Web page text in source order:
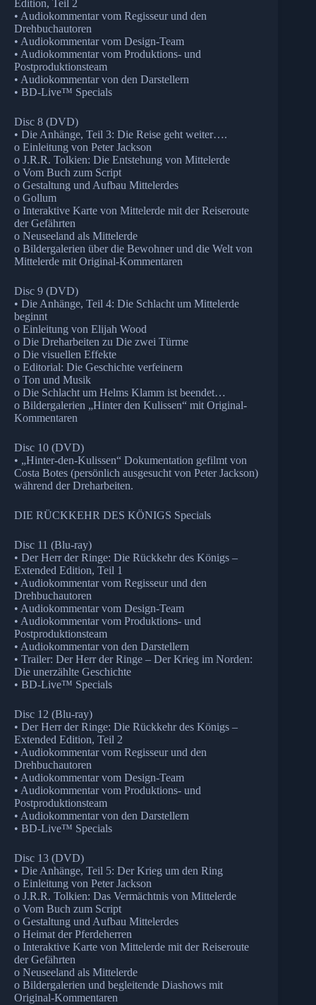
Edition, Teil 2
• Audiokommentar vom Regisseur und den
Drehbuchautoren
• Audiokommentar vom Design-Team
• Audiokommentar vom Produktions- und
Postproduktionsteam
• Audiokommentar von den Darstellern
• BD-Live™ Specials
Disc 8 (DVD)
• Die Anhänge, Teil 3: Die Reise geht weiter….
o Einleitung von Peter Jackson
o J.R.R. Tolkien: Die Entstehung von Mittelerde
o Vom Buch zum Script
o Gestaltung und Aufbau Mittelerdes
o Gollum
o Interaktive Karte von Mittelerde mit der Reiseroute
der Gefährten
o Neuseeland als Mittelerde
o Bildergalerien über die Bewohner und die Welt von
Mittelerde mit Original-Kommentaren
Disc 9 (DVD)
• Die Anhänge, Teil 4: Die Schlacht um Mittelerde
beginnt
o Einleitung von Elijah Wood
o Die Dreharbeiten zu Die zwei Türme
o Die visuellen Effekte
o Editorial: Die Geschichte verfeinern
o Ton und Musik
o Die Schlacht um Helms Klamm ist beendet…
o Bildergalerien „Hinter den Kulissen“ mit Original-
Kommentaren
Disc 10 (DVD)
• „Hinter-den-Kulissen“ Dokumentation gefilmt von
Costa Botes (persönlich ausgesucht von Peter Jackson)
während der Dreharbeiten.
DIE RÜCKKEHR DES KÖNIGS Specials
Disc 11 (Blu-ray)
• Der Herr der Ringe: Die Rückkehr des Königs –
Extended Edition, Teil 1
• Audiokommentar vom Regisseur und den
Drehbuchautoren
• Audiokommentar vom Design-Team
• Audiokommentar vom Produktions- und
Postproduktionsteam
• Audiokommentar von den Darstellern
• Trailer: Der Herr der Ringe – Der Krieg im Norden:
Die unerzählte Geschichte
• BD-Live™ Specials
Disc 12 (Blu-ray)
• Der Herr der Ringe: Die Rückkehr des Königs –
Extended Edition, Teil 2
• Audiokommentar vom Regisseur und den
Drehbuchautoren
• Audiokommentar vom Design-Team
• Audiokommentar vom Produktions- und
Postproduktionsteam
• Audiokommentar von den Darstellern
• BD-Live™ Specials
Disc 13 (DVD)
• Die Anhänge, Teil 5: Der Krieg um den Ring
o Einleitung von Peter Jackson
o J.R.R. Tolkien: Das Vermächtnis von Mittelerde
o Vom Buch zum Script
o Gestaltung und Aufbau Mittelerdes
o Heimat der Pferdeherren
o Interaktive Karte von Mittelerde mit der Reiseroute
der Gefährten
o Neuseeland als Mittelerde
o Bildergalerien und begleitende Diashows mit
Original-Kommentaren